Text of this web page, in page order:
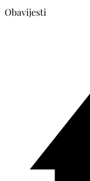
Obavijesti